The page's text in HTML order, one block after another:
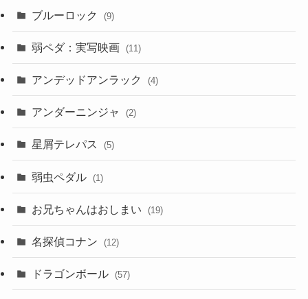
ブルーロック (9)
弱ペダ：実写映画 (11)
アンデッドアンラック (4)
アンダーニンジャ (2)
星屑テレパス (5)
弱虫ペダル (1)
お兄ちゃんはおしまい (19)
名探偵コナン (12)
ドラゴンボール (57)